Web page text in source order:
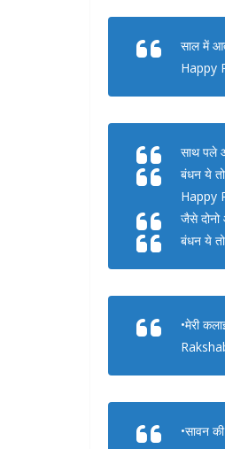
साल में
Happy
साथ पले
बंधन ये
Happy
जैसे दोनो
बंधन ये
•मेरी
•सावन